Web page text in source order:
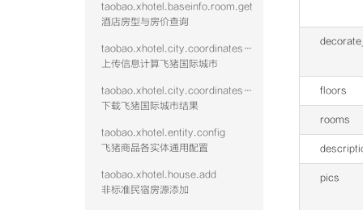
taobao.xhotel.baseinfo.room.get
酒店房型与房价查询
taobao.xhotel.city.coordinates.batch.upload
上传信息计算飞猪国际城市
taobao.xhotel.city.coordinates.batch.download
下载飞猪国际城市结果
taobao.xhotel.entity.config
飞猪商品各实体通用配置
taobao.xhotel.house.add
非标准民宿房源添加
floors
rooms
pics